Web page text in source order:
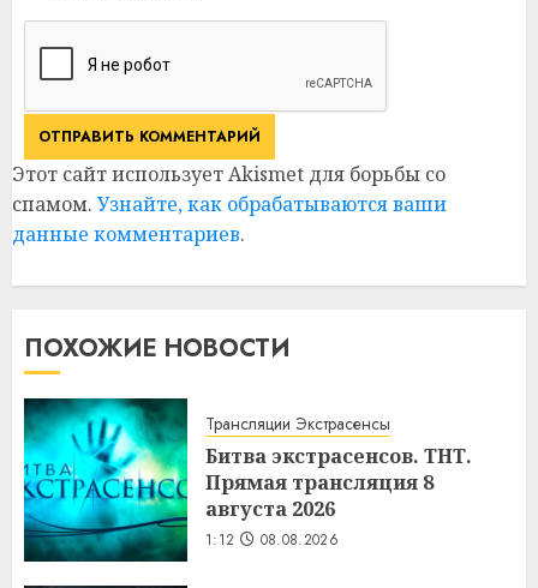
Этот сайт использует Akismet для борьбы со
спамом. Узнайте, как обрабатываются ваши
данные комментариев.
ПОХОЖИЕ НОВОСТИ
Трансляции Экстрасенсы
Битва экстрасенсов. ТНТ.
Прямая трансляция 8
августа 2026
1:12 08.08.2026